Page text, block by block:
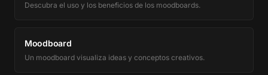
Descubra el uso y los beneficios de los moodboards.
Moodboard
Un moodboard visualiza ideas y conceptos creativos.